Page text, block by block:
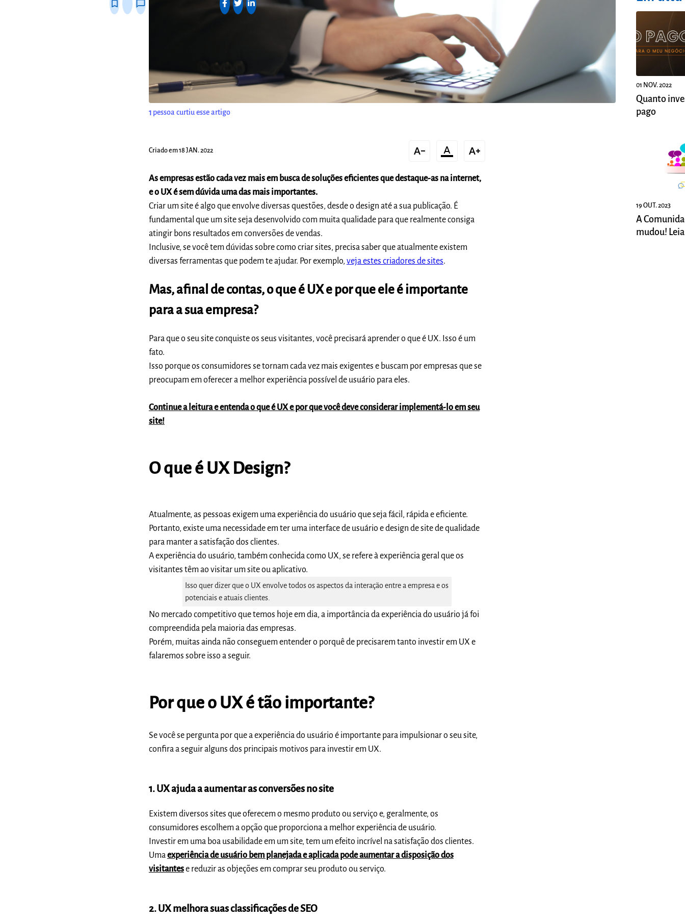
bookmark_border thumb_up_alt chat_bubble_outline
1 pessoa curtiu esse artigo
Criado em 18 JAN. 2022 text_decrease format_color_text text_increase
As empresas estão cada vez mais em busca de soluções eficientes que destaque-as na internet,
e o UX é sem dúvida uma das mais importantes.
Criar um site é algo que envolve diversas questões, desde o design até a sua publicação. É
fundamental que um site seja desenvolvido com muita qualidade para que realmente consiga
atingir bons resultados em conversões de vendas.
Inclusive, se você tem dúvidas sobre como criar sites, precisa saber que atualmente existem
diversas ferramentas que podem te ajudar. Por exemplo, veja estes criadores de sites.
Mas, afinal de contas, o que é UX e por que ele é importante
para a sua empresa?
Para que o seu site conquiste os seus visitantes, você precisará aprender o que é UX. Isso é um
fato.
Isso porque os consumidores se tornam cada vez mais exigentes e buscam por empresas que se
preocupam em oferecer a melhor experiência possível de usuário para eles.
Continue a leitura e entenda o que é UX e por que você deve considerar implementá-lo em seu
site!
O que é UX Design?
Atualmente, as pessoas exigem uma experiência do usuário que seja fácil, rápida e eficiente.
Portanto, existe uma necessidade em ter uma interface de usuário e design de site de qualidade
para manter a satisfação dos clientes.
A experiência do usuário, também conhecida como UX, se refere à experiência geral que os
visitantes têm ao visitar um site ou aplicativo.
Isso quer dizer que o UX envolve todos os aspectos da interação entre a empresa e os
potenciais e atuais clientes.
No mercado competitivo que temos hoje em dia, a importância da experiência do usuário já foi
compreendida pela maioria das empresas.
Porém, muitas ainda não conseguem entender o porquê de precisarem tanto investir em UX e
falaremos sobre isso a seguir.
Por que o UX é tão importante?
Se você se pergunta por que a experiência do usuário é importante para impulsionar o seu site,
confira a seguir alguns dos principais motivos para investir em UX.
1. UX ajuda a aumentar as conversões no site
Existem diversos sites que oferecem o mesmo produto ou serviço e, geralmente, os
consumidores escolhem a opção que proporciona a melhor experiência de usuário.
Investir em uma boa usabilidade em um site, tem um efeito incrível na satisfação dos clientes.
Umaexperiência de usuário bem planejada e aplicada pode aumentar a disposição dos
visitantese reduzir as objeções em comprar seu produto ou serviço.
2. UX melhora suas classificações de SEO
01 NOV. 2022
Quanto
pago
19 OUT. 2023
A
mudou!